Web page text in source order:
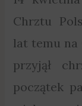
Chrztu
lat temu na
przyjął
początek